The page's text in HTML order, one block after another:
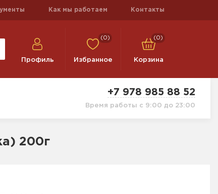
Как мы работаем Контакты
Профиль
(0)
Избранное
(0)
Корзина
+7 978 985 88 52
Время работы с 9:00 до 23:00
200г